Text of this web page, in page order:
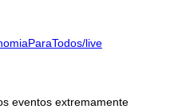
live
eventos extremamente